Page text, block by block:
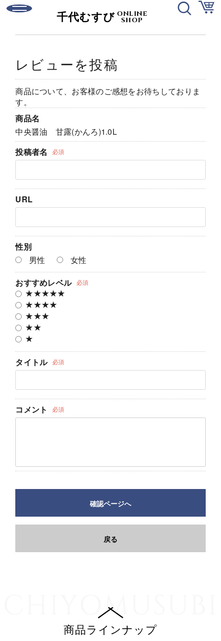
ご利用ガイド
日本酒
強力シリーズ
焼酎・スピリッツ
リキュール
ウイスキー
食品・スイーツ
千代むすび ONLINE
SHOP
レビューを投稿
商品について、お客様のご感想をお待ちしておりま
す。
商品名
中央醤油 甘露(かんろ)1.0L
投稿者名
必須
URL
性別
男性
女性
おすすめレベル
必須
★★★★★
★★★★
★★★
★★
★
タイトル 必須
コメント 必須
確認ページへ
戻る
商品ラインナップ
CHIYOMUSUBI